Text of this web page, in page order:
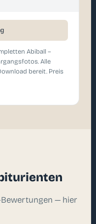
Abiball –
Alle
bereit. Preis
— hier